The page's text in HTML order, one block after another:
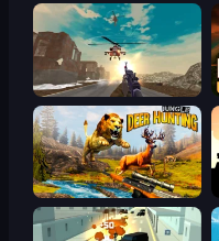
Grandfather Road Chase: Shooter
Jungle Deer Hunting